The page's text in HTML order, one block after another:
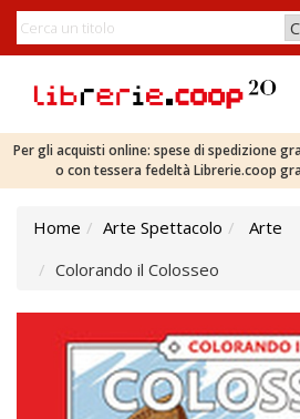
Per gli acquisti online: spese di spedizione
o con tessera fedeltà Librerie.coop
Home Arte Spettacolo
Arte
Colorando il Colosseo